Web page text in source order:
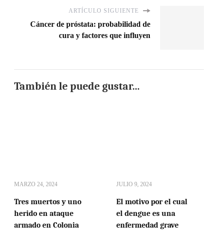
ARTÍCULO SIGUIENTE
Cáncer de próstata: probabilidad de
cura y factores que influyen
También le puede gustar...
MARZO 24, 2024
Tres muertos y uno
herido en ataque
armado en Colonia
JULIO 9, 2024
El motivo por el cual
el dengue es una
enfermedad grave